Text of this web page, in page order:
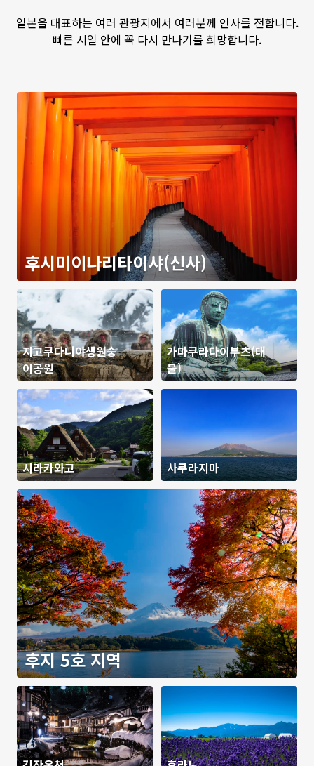
일본을 대표하는 여러 관광지에서 여러분께 인사를 전합니다.
빠른 시일 안에 꼭 다시 만나기를 희망합니다.
후시미이나리타이샤(신사)
지고쿠다니야생원숭
이공원
가마쿠라다이부츠(대
불)
시라카와고 사쿠라지마
후지 5호 지역